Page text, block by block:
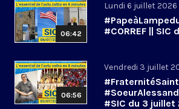
06:42
Lundi 6 juillet 2026
#CORREF ||
06:56
Vendredi 3 juillet
#SIC du 3 juillet